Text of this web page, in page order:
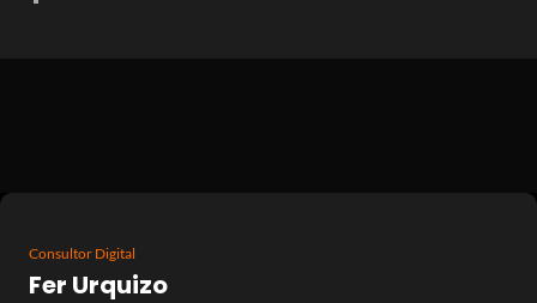
Consultor Digital
Fer Urquizo